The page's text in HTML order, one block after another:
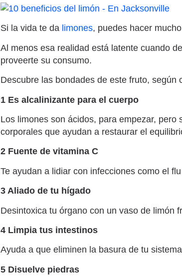
Si la vida te da limones, puedes hacer
Al menos esa realidad está latente cuando
proveerte su consumo.
Descubre las bondades de este fruto, según
1 Es alcalinizante para el cuerpo
Los limones son ácidos, para empezar,
corporales que ayudan a restaurar el
2 Fuente de vitamina C
Te ayudan a lidiar con infecciones como el
3 Aliado de tu hígado
Desintoxica tu órgano con un vaso de limón
4 Limpia tus intestinos
Ayuda a que eliminen la basura de tu
5 Disuelve piedras